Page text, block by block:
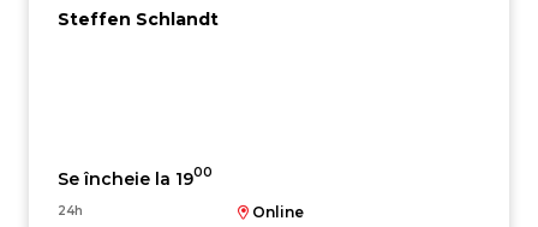
Steffen Schlandt
Se încheie la 1900
24h Online